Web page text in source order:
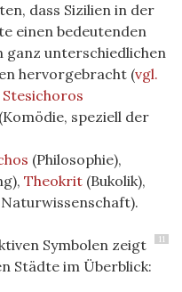
dass Sizilien in der
einen bedeutenden
ganz unterschiedlichen
hervorgebracht (vgl.
Stesichoros
(Komödie, speziell der
(Philosophie),
Theokrit (Bukolik),
11
Symbolen zeigt
Städte im Überblick: